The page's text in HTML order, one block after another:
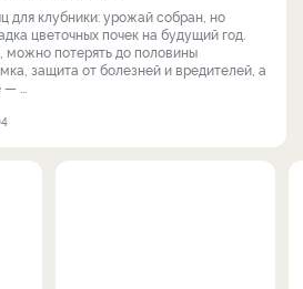
для клубники: урожай собран, но
цветочных почек на будущий год.
можно потерять до половины
защита от болезней и вредителей, а
...